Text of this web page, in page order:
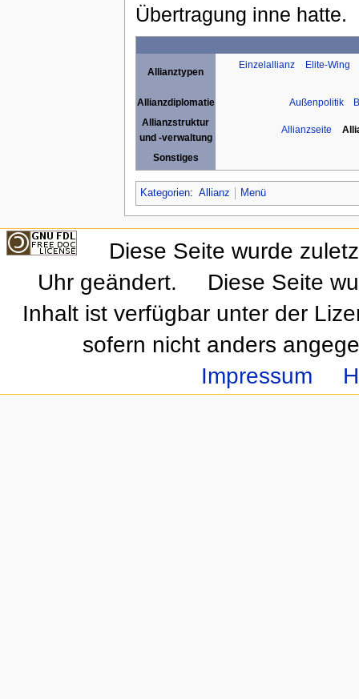
Übertragung inne hatte.
Allianztypen
Einzelallianz Elite-Wing
Allianzdiplomatie Außenpolitik
Allianzstruktur
und -verwaltung
Allianzseite
Sonstiges
Kategorien: Allianz Menü
Diese Seite wurde
Uhr geändert.
Diese Seite
Inhalt ist verfügbar unter der
sofern nicht anders
Impressum